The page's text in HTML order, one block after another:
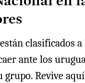
clasificados
ante los
grupo. Revive